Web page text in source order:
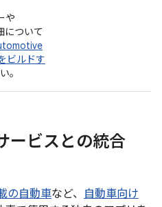
や
について
ビルドす
。
ービスとの統合
の自動車など、 自動車向け